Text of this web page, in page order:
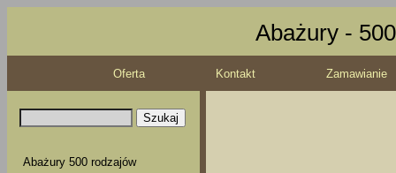
Abażury -
Oferta Kontakt Zamawianie
Abażury 500 rodzajów